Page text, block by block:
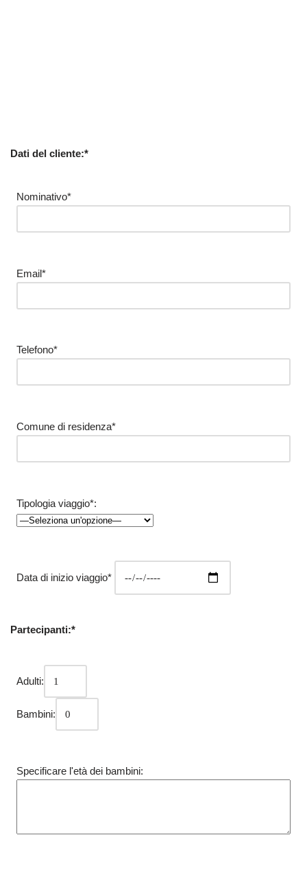
Dati del cliente:*
Nominativo*
Email*
Telefono*
Comune di residenza*
Tipologia viaggio*:
Data di inizio viaggio*
Partecipanti:*
Adulti:
Bambini:
Specificare l'età dei bambini: